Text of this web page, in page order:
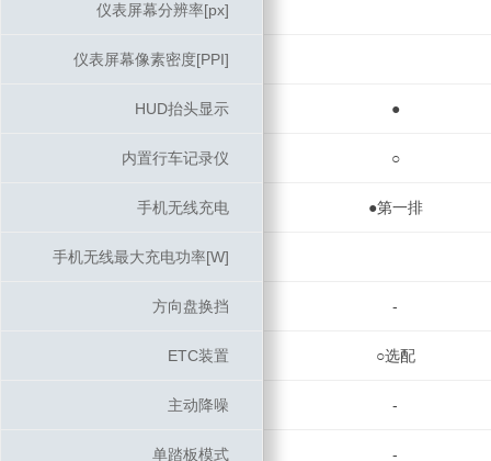
仪表屏幕分辨率[px]
仪表屏幕像素密度[PPI]
HUD抬头显示 ●
内置行车记录仪 ○
手机无线充电 ●第一排
手机无线最大充电功率[W]
方向盘换挡 -
ETC装置 ○选配
主动降噪 -
单踏板模式 -
仪表屏幕分辨率[px]
仪表屏幕像素密度[PPI]
HUD抬头显示
内置行车记录仪
手机无线充电
手机无线最大充电功率[W]
方向盘换挡
ETC装置
主动降噪
单踏板模式